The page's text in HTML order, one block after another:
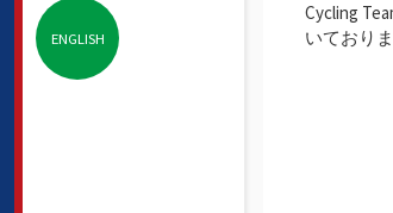
ENGLISH
Cycling
いており